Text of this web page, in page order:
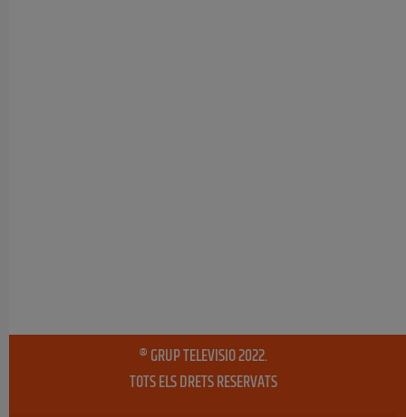
® GRUP TELEVISIO 2022.
TOTS ELS DRETS RESERVATS